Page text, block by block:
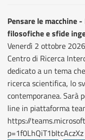
Pensare le macchine
filosofiche e sfide
Venerdì 2 ottobre
Centro di Ricerca
dedicato a un tema
ricerca scientifica, lo
contemporanea. Sarà
line in piattaforma
https://
p=1f0LhQiT1bItcAczXz